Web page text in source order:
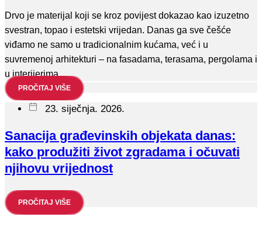
Drvo je materijal koji se kroz povijest dokazao kao izuzetno
svestran, topao i estetski vrijedan. Danas ga sve češće
viđamo ne samo u tradicionalnim kućama, već i u
suvremenoj arhitekturi – na fasadama, terasama, pergolama i
u interijerima.
PROČITAJ VIŠE
23. siječnja. 2026.
Sanacija građevinskih objekata danas:
kako produžiti život zgradama i očuvati
njihovu vrijednost
PROČITAJ VIŠE